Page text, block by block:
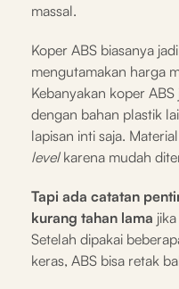
massal.
Koper ABS biasanya
mengutamakan harga
Kebanyakan koper
dengan bahan plastik
lapisan inti saja.
level karena mudah
Tapi ada catatan
kurang tahan lama
Setelah dipakai
keras, ABS bisa retak